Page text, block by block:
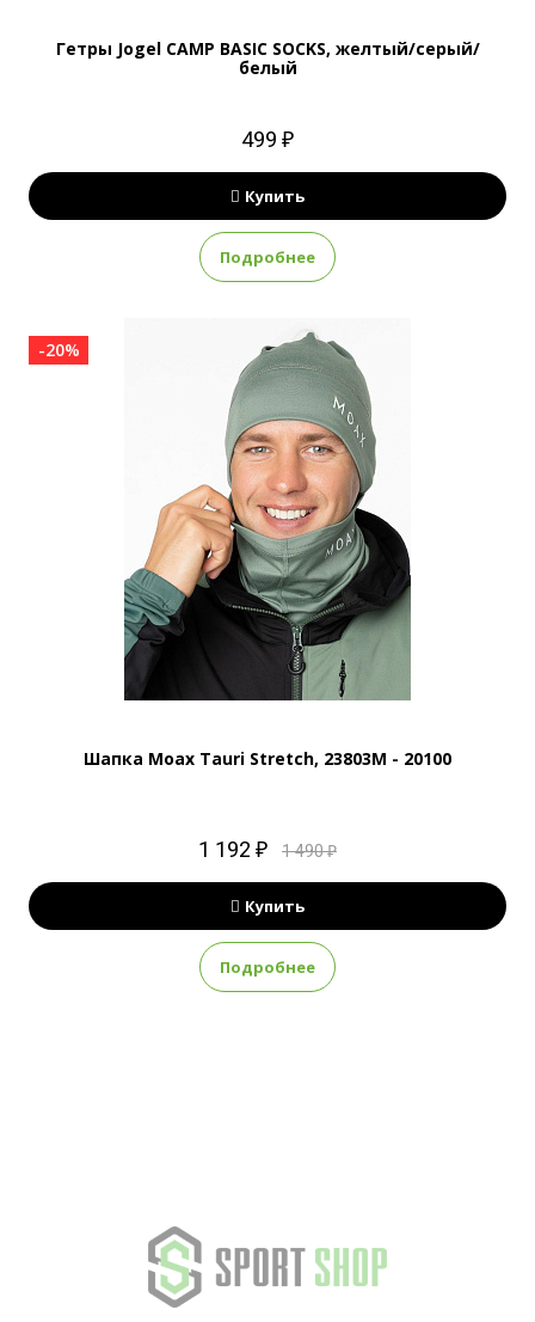
Гетры Jogel CAMP BASIC SOCKS, желтый/серый/
белый
499 ₽
Купить
Подробнее
-20%
Шапка Moax Tauri Stretch, 23803M - 20100
1 192 ₽ 1 490 ₽
Купить
Подробнее